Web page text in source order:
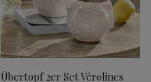
Übertopf 2er Set Vérolines